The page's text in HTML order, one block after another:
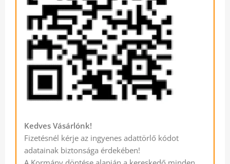
Kedves Vásárlónk!
Fizetésnél kérje az ingyenes adattörlő kódot
adatainak biztonsága érdekében!